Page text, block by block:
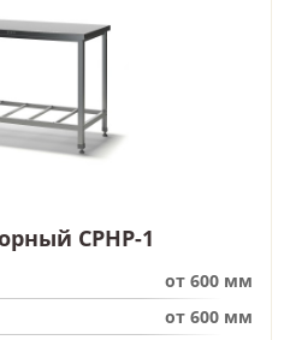
СРНР-1
от 600 мм
от 600 мм